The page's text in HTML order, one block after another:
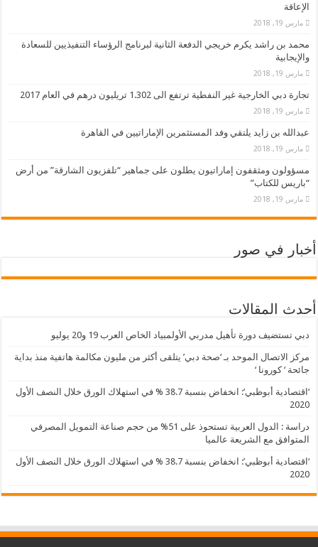
الإعاقة
مارس 19, 2018
محمد بن راشد يكرم خريجي الدفعة الثانية لبرنامج الرؤساء التنفيذيين للسعادة
والإيجابية
مارس 19, 2018
تجارة دبي الخارجية غير النفطية ترتفع الى 1.302 تريليون درهم في العام 2017
مارس 19, 2018
عبدالله بن زايد يلتقي وفد المستثمرين الإماراتيين في القاهرة
مارس 19, 2018
مسؤولون ومثقفون إماراتيون يطلون على جماهير “تلفزيون الشارقة” من أرض
“باريس للكتاب”
مارس 19, 2018
أخبار في صور
أحدث المقالات
دبي تستضيف دورة تأهيل مدربي الأولمبياد الخاص العرب 19 و20 يوليو
مركز الاتصال الموحد بـ ‘صحة دبي’ يتلقى أكثر من مليون مكالمة هاتفية منذ بداية
جائحة ‘ كورونا ‘
‘اقتصادية أبوظبي’: انخفاض بنسبة 38.7 % في استهلاك الورق خلال النصف الأول
2020
دراسة : الدول العربية تستحوذ على 51% من حجم صناعة التمويل المصرفي
المتوافق مع الشريعة عالميا
‘اقتصادية أبوظبي’: انخفاض بنسبة 38.7 % في استهلاك الورق خلال النصف الأول
2020